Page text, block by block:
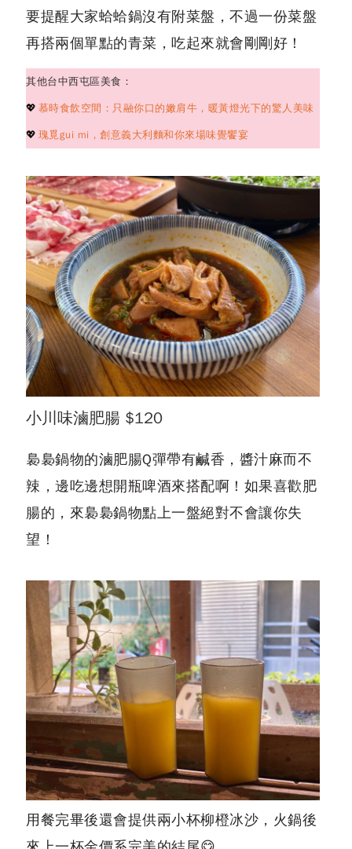
要提醒大家蛤蛤鍋沒有附菜盤，不過一份菜盤
再搭兩個單點的青菜，吃起來就會剛剛好！
其他台中西屯區美食：
💖 慕時食飲空間：只融你口的嫩肩牛，暖黃燈光下的驚人美味
💖 瑰覓gui mi，創意義大利麵和你來場味覺饗宴
小川味滷肥腸 $120
裊裊鍋物的滷肥腸Q彈帶有鹹香，醬汁麻而不
辣，邊吃邊想開瓶啤酒來搭配啊！如果喜歡肥
腸的，來裊裊鍋物點上一盤絕對不會讓你失
望！
用餐完畢後還會提供兩小杯柳橙冰沙，火鍋後